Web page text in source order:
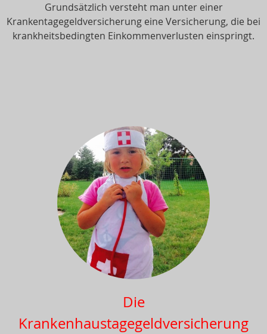
Grundsätzlich versteht man unter einer
Krankentagegeldversicherung eine Versicherung, die bei
krankheitsbedingten Einkommenverlusten einspringt.
Die
Krankenhaustagegeldversicherung